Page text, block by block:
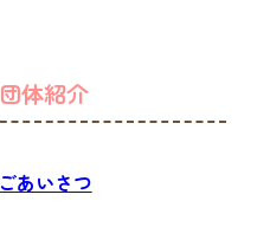
団体紹介
ごあいさつ